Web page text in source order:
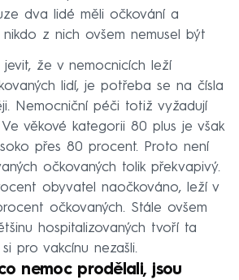
dva lidé měli očkování a
z nich ovšem nemusel být
že v nemocnicích leží
lidí, je potřeba se na čísla
Nemocniční péči totiž vyžadují
Ve věkové kategorii 80 plus je však
přes 80 procent. Proto není
očkovaných tolik překvapivý.
obyvatel naočkováno, leží v
očkovaných. Stále ovšem
hospitalizovaných tvoří ta
pro vakcínu nezašli.
nemoc prodělali, jsou